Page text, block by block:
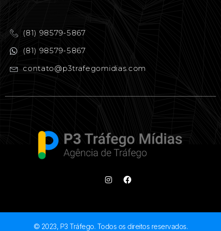
(81) 98579-5867
(81) 98579-5867
contato@p3trafegomidias.com
© 2023, P3 Tráfego. Todos os direitos reservados.